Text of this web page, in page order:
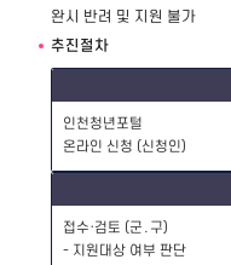
완시 반려 및 지원 불가
추진절차
인천청년포털
온라인 신청 (신청인)
접수·검토 (군․구)
- 지원대상 여부 판단